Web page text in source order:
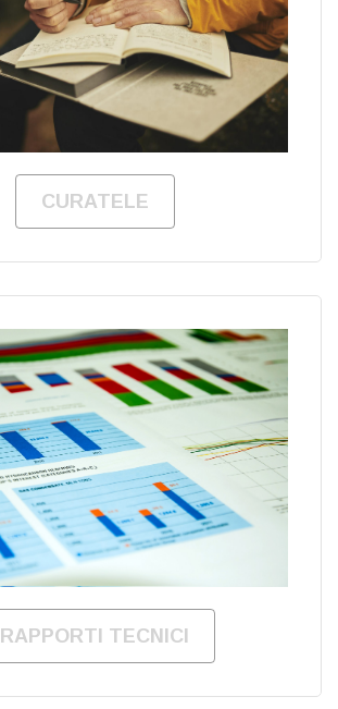
CURATELE
RAPPORTI TECNICI